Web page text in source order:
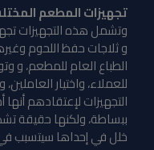
تجهيزات المطعم
وتشمل هذه التجهيزات
و ثلاجات حفظ اللحوم
الطباع العام للمطعم، و
للعملاء، واختيار
التجهيزات لإعتقادهم
ببساطة، ولكنها حقيقة
خلل في إحداها سيتسبب